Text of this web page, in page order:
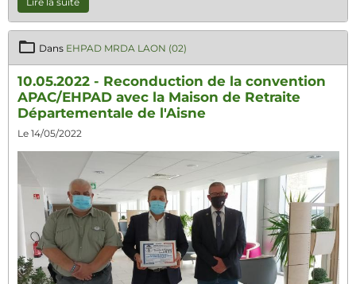
Dans EHPAD MRDA LAON (02)
10.05.2022 - Reconduction de la convention
APAC/EHPAD avec la Maison de Retraite
Départementale de l'Aisne
Le 14/05/2022